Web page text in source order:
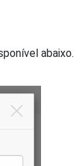
abaixo.